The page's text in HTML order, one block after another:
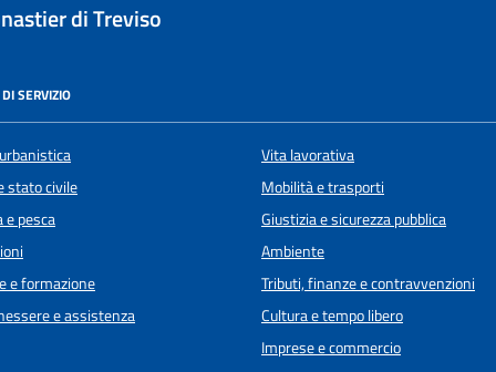
di Treviso
SERVIZIO
stato civile
e pesca
e formazione
e assistenza
Vita lavorativa
Mobilità e trasporti
Giustizia e sicurezza pubblica
Ambiente
Tributi, finanze e contravvenzioni
Cultura e tempo libero
Imprese e commercio